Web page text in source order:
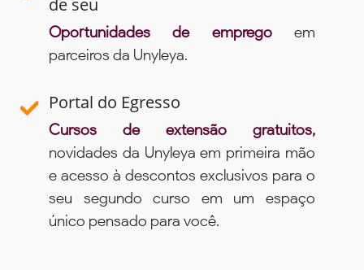
de seu
Oportunidades de empregoem
parceiros da Unyleya.
Portal do Egresso
Cursos de extensão gratuitos,
novidades da Unyleya em primeira mão
e acesso à descontos exclusivos para o
seu segundo curso em um espaço
único pensado para você.